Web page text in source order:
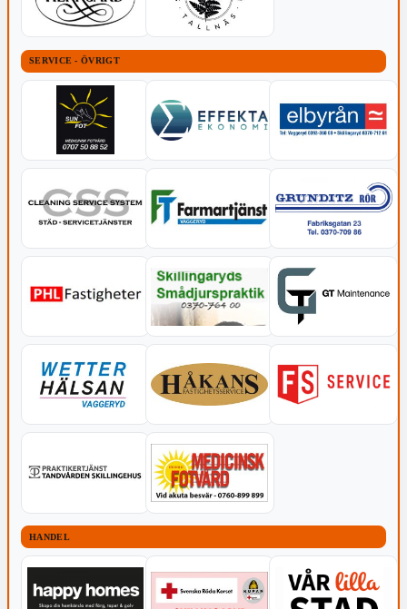
SERVICE - ÖVRIGT
HANDEL